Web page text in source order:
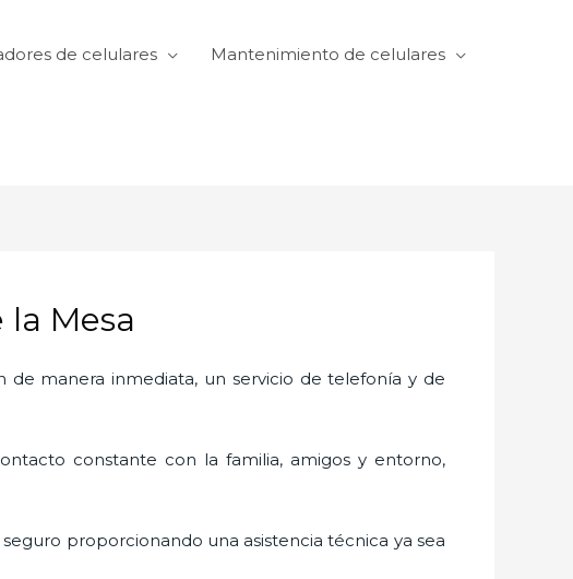
de celulares Mantenimiento de celulares
Mesa
manera inmediata, un servicio de telefonía y de
constante con la familia, amigos y entorno,
proporcionando una asistencia técnica ya sea